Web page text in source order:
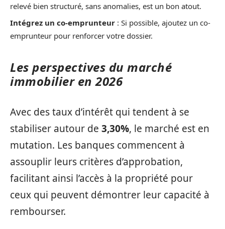
relevé bien structuré, sans anomalies, est un bon atout.
Intégrez un co-emprunteur : Si possible, ajoutez un co-
emprunteur pour renforcer votre dossier.
Les perspectives du marché
immobilier en 2026
Avec des taux d’intérêt qui tendent à se
stabiliser autour de 3,30%, le marché est en
mutation. Les banques commencent à
assouplir leurs critères d’approbation,
facilitant ainsi l’accès à la propriété pour
ceux qui peuvent démontrer leur capacité à
rembourser.